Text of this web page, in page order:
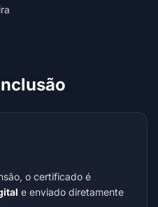
o certificado é
e enviado diretamente